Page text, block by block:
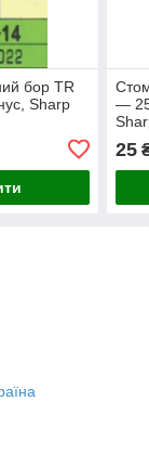
бор TR
Sharp
—
25